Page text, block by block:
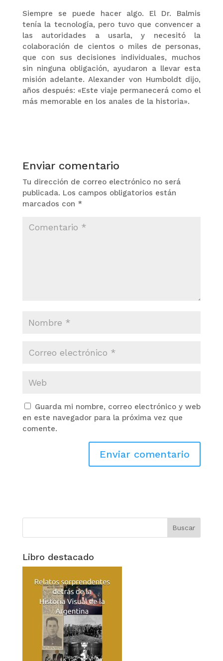
Siempre se puede hacer algo. El Dr. Balmis
tenía la tecnología, pero tuvo que convencer a
las autoridades a usarla, y necesitó la
colaboración de cientos o miles de personas,
que con sus decisiones individuales, muchos
sin ninguna obligación, ayudaron a llevar esta
misión adelante. Alexander von Humboldt dijo,
años después: «Este viaje permanecerá como el
más memorable en los anales de la historia».
Enviar comentario
Tu dirección de correo electrónico no será
publicada. Los campos obligatorios están
marcados con *
Guarda mi nombre, correo electrónico y web
en este navegador para la próxima vez que
comente.
Libro destacado